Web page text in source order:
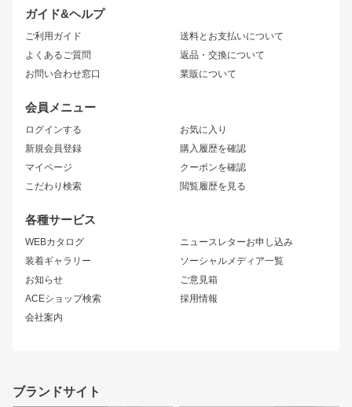
ガイド&ヘルプ
ご利用ガイド
よくあるご質問
お問い合わせ窓口
送料とお支払いについて
返品・交換について
業販について
会員メニュー
ログインする
新規会員登録
マイページ
こだわり検索
お気に入り
購入履歴を確認
クーポンを確認
閲覧履歴を見る
各種サービス
WEBカタログ
装着ギャラリー
お知らせ
ACEショップ検索
会社案内
ニュースレターお申し込み
ソーシャルメディア一覧
ご意見箱
採用情報
JZX90 CHASER
JZX110 MARK II
JZX100 MARK II
JZX90 MARK II
トレノ
マークX
アリスト
ソアラ
アルテッツァ
ニッサン
S15 シルビア
S14 シルビア 後期
S13 シルビア
180SX
シルエイティ
ワンビア
ローレル
セフィーロ
キャラバン
スズキ
GS350
SC
エアロシリーズ
ドリフトライン
風神
雷神
レーシングライン
アタックライン
ストリームライン
リアウイング
ジムニーパーツ
ホイール
MUD-S7
MUD-SR7
まつど家 鉄漢
ボンネット
フェンダー
リアゲート
ブランドサイト